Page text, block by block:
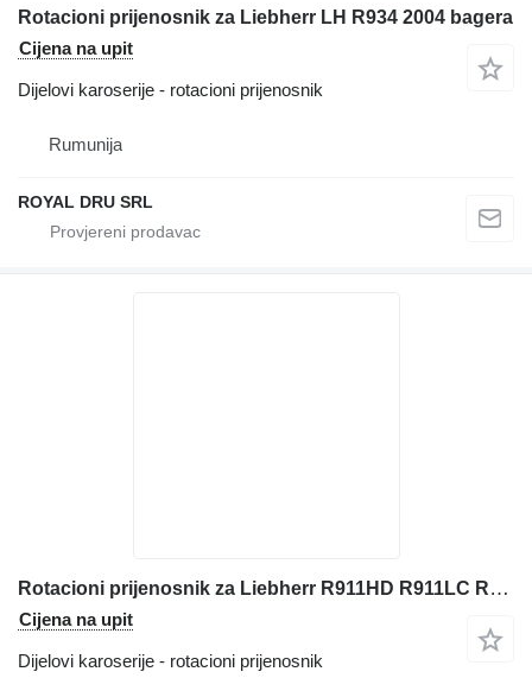
Rotacioni prijenosnik za Liebherr LH R934 2004 bagera
Cijena na upit
Dijelovi karoserije - rotacioni prijenosnik
Rumunija
ROYAL DRU SRL
Rotacioni prijenosnik za Liebherr R911HD R911LC R912 bagera
Cijena na upit
Dijelovi karoserije - rotacioni prijenosnik